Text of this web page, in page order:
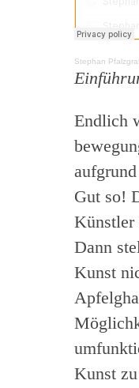
Stephan
Endlich
Gut so!
Künstler
Dann
Kunst
Kunst